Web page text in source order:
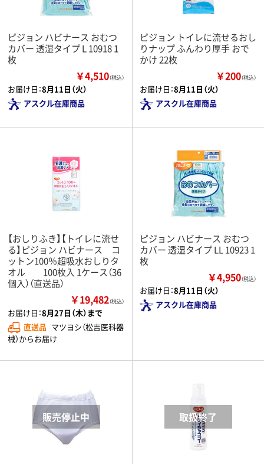
ピジョン ハビナース おむつ
カバー 透湿タイプ L 10918 1
枚
￥4,510（税込）
お届け日：8月11日（火）
アスクル在庫商品
ピジョン トイレに流せるおし
りナップ ふんわり厚手 おで
かけ 22枚
￥200（税込）
お届け日：8月11日（火）
アスクル在庫商品
【おしりふき】【トイレに流せ
る】ピジョン ハビナース コ
ットン100％超吸水おしりタ
オル 100枚入 1ケース（36
個入）（直送品）
￥19,482（税込）
お届け日：8月27日（木）まで
直送品 マツヨシ（松吉医科器
械）からお届け
ピジョン ハビナース おむつ
カバー 透湿タイプ LL 10923 1
枚
￥4,950（税込）
お届け日：8月11日（火）
アスクル在庫商品